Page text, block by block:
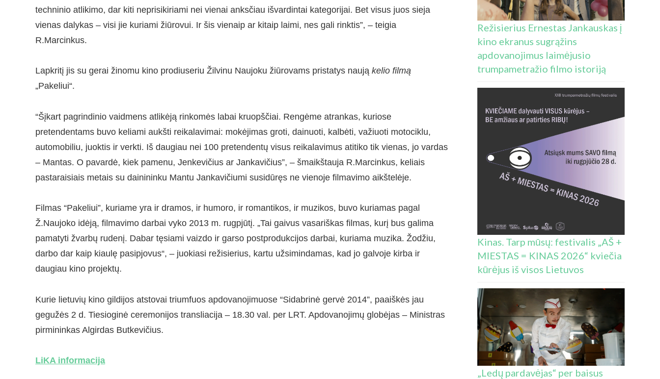
techninio atlikimo, dar kiti neprisikiriami nei vienai anksčiau išvardintai kategorijai. Bet visus juos sieja
vienas dalykas – visi jie kuriami žiūrovui. Ir šis vienaip ar kitaip laimi, nes gali rinktis”, – teigia
R.Marcinkus.
Lapkritį jis su gerai žinomu kino prodiuseriu Žilvinu Naujoku žiūrovams pristatys naują kelio filmą
„Pakeliui“.
“Šįkart pagrindinio vaidmens atlikėją rinkomės labai kruopščiai. Rengėme atrankas, kuriose
pretendentams buvo keliami aukšti reikalavimai: mokėjimas groti, dainuoti, kalbėti, važiuoti motociklu,
automobiliu, juoktis ir verkti. Iš daugiau nei 100 pretendentų visus reikalavimus atitiko tik vienas, jo vardas
– Mantas. O pavardė, kiek pamenu, Jenkevičius ar Jankavičius”, – šmaikštauja R.Marcinkus, keliais
pastaraisiais metais su dainininku Mantu Jankavičiumi susidūręs ne vienoje filmavimo aikštelėje.
Filmas “Pakeliui”, kuriame yra ir dramos, ir humoro, ir romantikos, ir muzikos, buvo kuriamas pagal
Ž.Naujoko idėją, filmavimo darbai vyko 2013 m. rugpjūtį. „Tai gaivus vasariškas filmas, kurį bus galima
pamatyti žvarbų rudenį. Dabar tęsiami vaizdo ir garso postprodukcijos darbai, kuriama muzika. Žodžiu,
darbo dar kaip kiaulę pasipjovus“, – juokiasi režisierius, kartu užsimindamas, kad jo galvoje kirba ir
daugiau kino projektų.
Kurie lietuvių kino gildijos atstovai triumfuos apdovanojimuose “Sidabrinė gervė 2014”, paaiškės jau
gegužės 2 d. Tiesioginė ceremonijos transliacija – 18.30 val. per LRT. Apdovanojimų globėjas – Ministras
pirmininkas Algirdas Butkevičius.
LiKA informacija
Režisierius Ernestas Jankauskas į
kino ekranus sugrąžins
apdovanojimus laimėjusio
trumpametražio filmo istoriją
Kinas. Tarp mūsų: festivalis „AŠ +
MIESTAS = KINAS 2026“ kviečia
kūrėjus iš visos Lietuvos
„Ledų pardavėjas“ per baisus